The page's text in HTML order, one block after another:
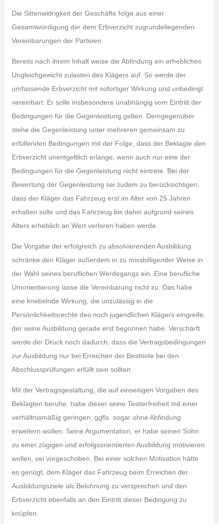
Die Sittenwidrigkeit der Geschäfte folge aus einer
Gesamtwürdigung der dem Erbverzicht zugrundeliegenden
Vereinbarungen der Parteien.
Bereits nach ihrem Inhalt weise die Abfindung ein erhebliches
Ungleichgewicht zulasten des Klägers auf. So werde der
umfassende Erbverzicht mit sofortiger Wirkung und unbedingt
vereinbart. Er solle insbesondere unabhängig vom Eintritt der
Bedingungen für die Gegenleistung gelten. Demgegenüber
stehe die Gegenleistung unter mehreren gemeinsam zu
erfüllenden Bedingungen mit der Folge, dass der Beklagte den
Erbverzicht unentgeltlich erlange, wenn auch nur eine der
Bedingungen für die Gegenleistung nicht eintrete. Bei der
Bewertung der Gegenleistung sei zudem zu berücksichtigen,
dass der Kläger das Fahrzeug erst im Alter von 25 Jahren
erhalten solle und das Fahrzeug bis dahin aufgrund seines
Alters erheblich an Wert verloren haben werde.
Die Vorgabe der erfolgreich zu absolvierenden Ausbildung
schränke den Kläger außerdem in zu missbilligender Weise in
der Wahl seines beruflichen Werdegangs ein. Eine berufliche
Umorientierung lasse die Vereinbarung nicht zu. Das habe
eine knebelnde Wirkung, die unzulässig in die
Persönlichkeitsrechte des noch jugendlichen Klägers eingreife,
der seine Ausbildung gerade erst begonnen habe. Verschärft
werde der Druck noch dadurch, dass die Vertragsbedingungen
zur Ausbildung nur bei Erreichen der Bestnote bei den
Abschlussprüfungen erfüllt sein sollten.
Mit der Vertragsgestaltung, die auf einseitigen Vorgaben des
Beklagten beruhe, habe dieser seine Testierfreiheit mit einer
verhältnismäßig geringen, ggfls. sogar ohne Abfindung
erweitern wollen. Seine Argumentation, er habe seinen Sohn
zu einer zügigen und erfolgsorientierten Ausbildung motivieren
wollen, sei vorgeschoben. Bei einer solchen Motivation hätte
es genügt, dem Kläger das Fahrzeug beim Erreichen der
Ausbildungsziele als Belohnung zu versprechen und den
Erbverzicht ebenfalls an den Eintritt dieser Bedingung zu
knüpfen.